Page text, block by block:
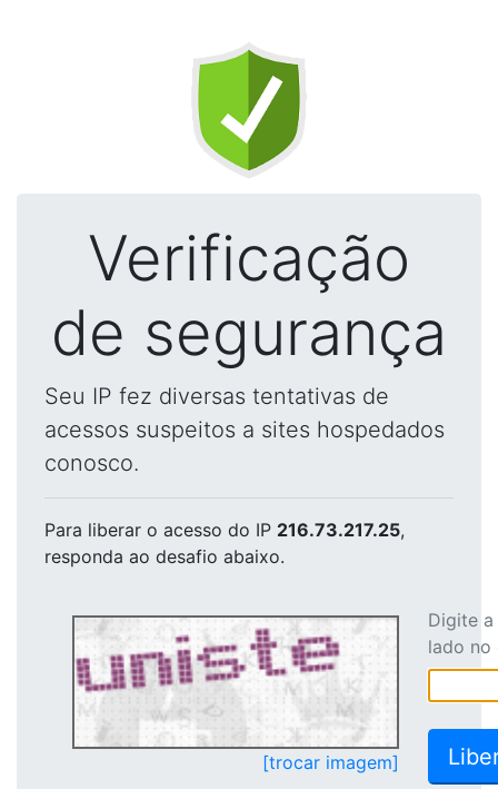
Verificação
de segurança
Seu IP fez diversas tentativas de
acessos suspeitos a sites hospedados
conosco.
Para liberar o acesso do IP 216.73.217.25,
responda ao desafio abaixo.
[trocar imagem]
Digite
lado no